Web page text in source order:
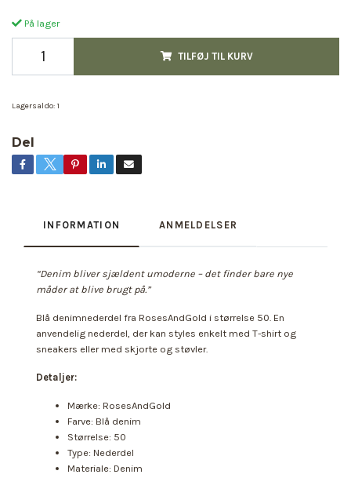
På lager
TILFØJ TIL KURV
Lagersaldo: 1
Del
INFORMATION ANMELDELSER
“Denim bliver sjældent umoderne – det finder bare nye
måder at blive brugt på.”
Blå denimnederdel fra RosesAndGold i størrelse 50. En
anvendelig nederdel, der kan styles enkelt med T-shirt og
sneakers eller med skjorte og støvler.
Detaljer:
Mærke: RosesAndGold
Farve: Blå denim
Størrelse: 50
Type: Nederdel
Materiale: Denim